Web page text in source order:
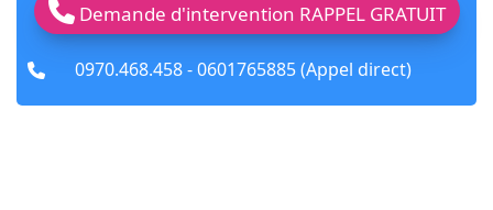
Demande d'intervention RAPPEL GRATUIT
fas
0970.468.458 - 0601765885 (Appel direct)